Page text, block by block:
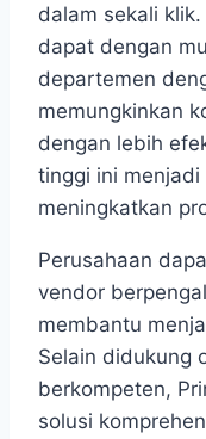
dalam sekali
dapat dengan
departemen
memungkinkan
dengan lebih
tinggi ini
meningkatkan
Perusahaan
vendor
membantu
Selain didukung
berkompeten,
solusi